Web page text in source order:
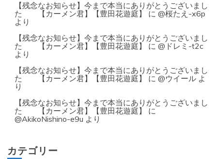
【残念なお知らせ】今まで本当にありがとうございまし
た 【カーメン君】【豊田花遊庭】
に @桜たえ-x6p
より
【残念なお知らせ】今まで本当にありがとうございまし
た 【カーメン君】【豊田花遊庭】
に @ドレミ-t2c
より
【残念なお知らせ】今まで本当にありがとうございまし
た 【カーメン君】【豊田花遊庭】
に @ウイール よ
り
【残念なお知らせ】今まで本当にありがとうございまし
た 【カーメン君】【豊田花遊庭】
に
@AkikoNishino-e9u より
カテゴリー